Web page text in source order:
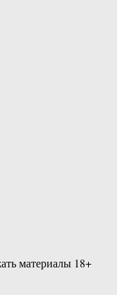
материалы 18+